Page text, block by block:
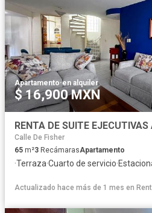
Apartamento·en alquiler
$ 16,900 MXN
RENTA DE SUITE
Calle De Fisher
65 m²3 RecámarasApartamento
·Terraza·Cuarto de servicio·
Actualizado hace más de 1 mes en